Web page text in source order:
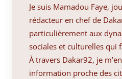
Je suis Mamadou Faye,
rédacteur en chef de
particulièrement aux
sociales et culturelles qui
À travers Dakar92, je
information proche des